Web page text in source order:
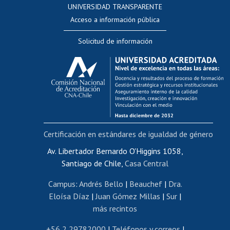
Evaluación docente
Calificación académica
Postulación al AUCAI
Funcionarias/os
Cursos internos de capacitación
Bienestar del personal
Portal de movilidad interna
Certificado de renta
Certificado de renta honorarios
Editar páginas blancas
Extranjeras/os
Revalidación y reconocimiento de títulos
UNIVERSIDAD TRANSPARENTE
Acceso a información pública
Solicitud de información
Av. Libertador Bernardo O'Higgins 1058,
Santiago de Chile, Casa Central
Campus: Andrés Bello | Beauchef| Dra.
Eloísa Díaz |Juan Gómez Millas | Sur |
más recintos
Certificación en estándares de igualdad de género